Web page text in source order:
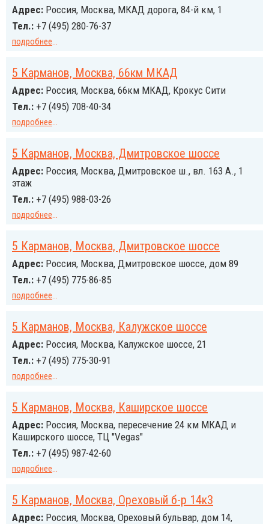
Адрес: Россия, Москва, МКАД дорога, 84-й км, 1
Тел.: +7 (495) 280-76-37
подробнее...
5 Карманов, Москва, 66км МКАД
Адрес: Россия, Москва, 66км МКАД, Крокус Сити
Тел.: +7 (495) 708-40-34
подробнее...
5 Карманов, Москва, Дмитровское шоссе
Адрес: Россия, Москва, Дмитровское ш., вл. 163 А., 1
этаж
Тел.: +7 (495) 988-03-26
подробнее...
5 Карманов, Москва, Дмитровское шоссе
Адрес: Россия, Москва, Дмитровское шоссе, дом 89
Тел.: +7 (495) 775-86-85
подробнее...
5 Карманов, Москва, Калужское шоссе
Адрес: Россия, Москва, Калужское шоссе, 21
Тел.: +7 (495) 775-30-91
подробнее...
5 Карманов, Москва, Каширское шоссе
Адрес: Россия, Москва, пересечение 24 км МКАД и
Каширского шоссе, ТЦ "Vegas"
Тел.: +7 (495) 987-42-60
подробнее...
5 Карманов, Москва, Ореховый б-р 14к3
Адрес: Россия, Москва, Ореховый бульвар, дом 14,